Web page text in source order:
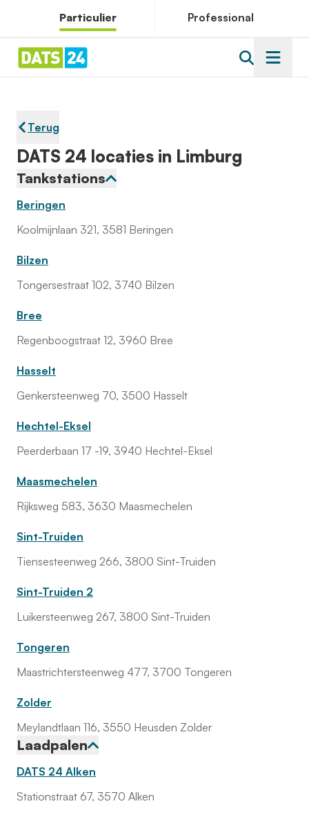
Particulier Professional
Terug
DATS 24 locaties in Limburg
Tankstations
Beringen
Koolmijnlaan 321, 3581 Beringen
Bilzen
Tongersestraat 102, 3740 Bilzen
Bree
Regenboogstraat 12, 3960 Bree
Hasselt
Genkersteenweg 70, 3500 Hasselt
Hechtel-Eksel
Peerderbaan 17 -19, 3940 Hechtel-Eksel
Maasmechelen
Rijksweg 583, 3630 Maasmechelen
Sint-Truiden
Tiensesteenweg 266, 3800 Sint-Truiden
Sint-Truiden 2
Luikersteenweg 267, 3800 Sint-Truiden
Tongeren
Maastrichtersteenweg 477, 3700 Tongeren
Zolder
Meylandtlaan 116, 3550 Heusden Zolder
Laadpalen
DATS 24 Alken
Stationstraat 67, 3570 Alken